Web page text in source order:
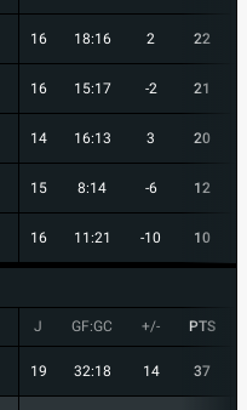
16 18:16 2 22
16 15:17 -2 21
14 16:13 3 20
15 8:14 -6 12
16 11:21 -10 10
J GF:GC +/- PTS
19 32:18 14 37